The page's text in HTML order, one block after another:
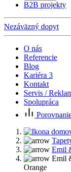
B2B projekty
Nezáväzný dopyt
O nás
Referencie
Blog
Kariéra 3
Kontakt
Servis /
Spolupráca
Emil
Emil
Orange